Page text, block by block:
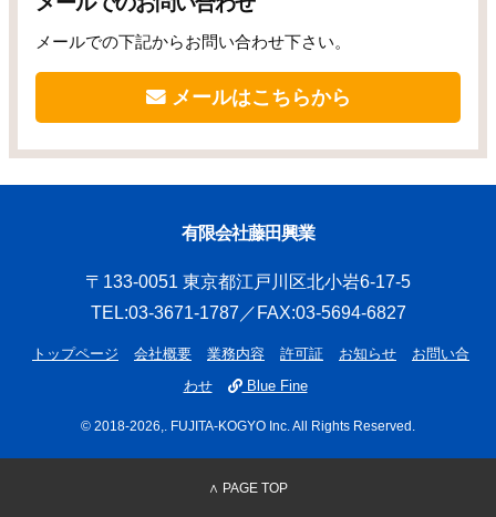
メールでの下記からお問い合わせ下さい。
メールはこちらから
∧ PAGE TOP
有限会社藤田興業
〒133-0051 東京都江戸川区北小岩6-17-5
TEL:03-3671-1787／FAX:03-5694-6827
トップページ 会社概要 業務内容 許可証 お知らせ
お問い合
わせ
Blue Fine
© 2018-2026,. FUJITA-KOGYO Inc. All Rights Reserved.